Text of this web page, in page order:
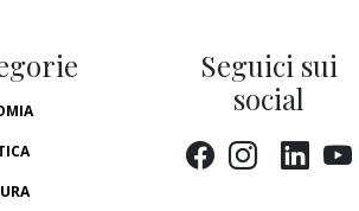
Seguici sui
social